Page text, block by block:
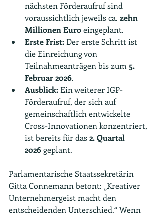
nächsten Förderaufruf sind
voraussichtlich jeweils ca. zehn
Millionen Euro eingeplant.
Erste Frist: Der erste Schritt ist
die Einreichung von
Teilnahmeanträgen bis zum 5.
Februar 2026.
Ausblick: Ein weiterer IGP-
Förderaufruf, der sich auf
gemeinschaftlich entwickelte
Cross-Innovationen konzentriert,
ist bereits für das 2. Quartal
2026 geplant.
Parlamentarische Staatssekretärin
Gitta Connemann betont: „Kreativer
Unternehmergeist macht den
entscheidenden Unterschied.“ Wenn